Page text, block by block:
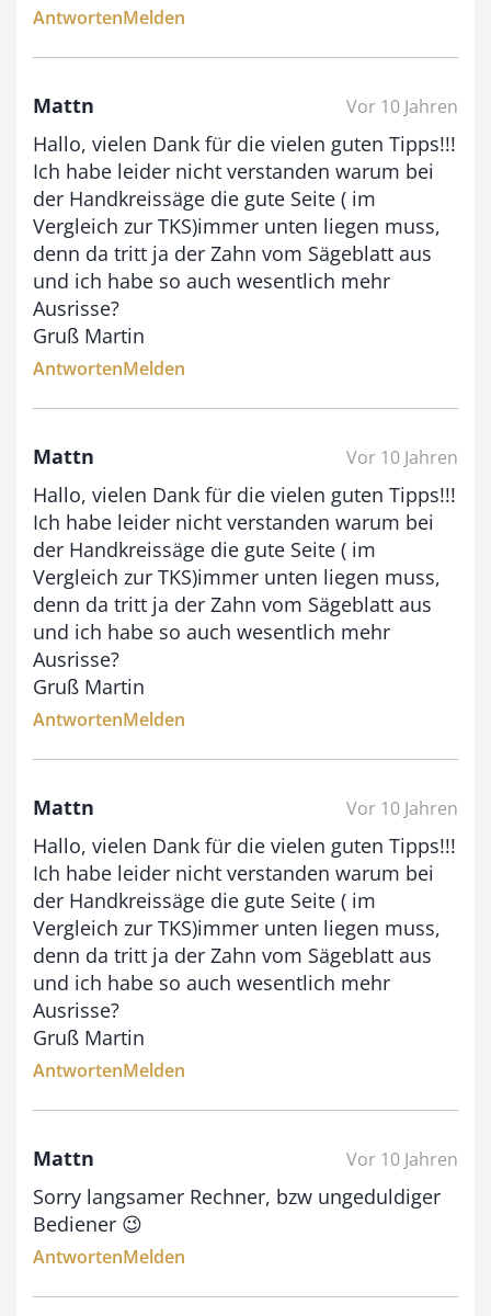
AntwortenMelden
Mattn Vor 10 Jahren
Hallo, vielen Dank für die vielen guten Tipps!!!
Ich habe leider nicht verstanden warum bei
der Handkreissäge die gute Seite ( im
Vergleich zur TKS)immer unten liegen muss,
denn da tritt ja der Zahn vom Sägeblatt aus
und ich habe so auch wesentlich mehr
Ausrisse?
Gruß Martin
AntwortenMelden
Mattn Vor 10 Jahren
Hallo, vielen Dank für die vielen guten Tipps!!!
Ich habe leider nicht verstanden warum bei
der Handkreissäge die gute Seite ( im
Vergleich zur TKS)immer unten liegen muss,
denn da tritt ja der Zahn vom Sägeblatt aus
und ich habe so auch wesentlich mehr
Ausrisse?
Gruß Martin
AntwortenMelden
Mattn Vor 10 Jahren
Hallo, vielen Dank für die vielen guten Tipps!!!
Ich habe leider nicht verstanden warum bei
der Handkreissäge die gute Seite ( im
Vergleich zur TKS)immer unten liegen muss,
denn da tritt ja der Zahn vom Sägeblatt aus
und ich habe so auch wesentlich mehr
Ausrisse?
Gruß Martin
AntwortenMelden
Mattn Vor 10 Jahren
Sorry langsamer Rechner, bzw ungeduldiger
Bediener 😉
AntwortenMelden